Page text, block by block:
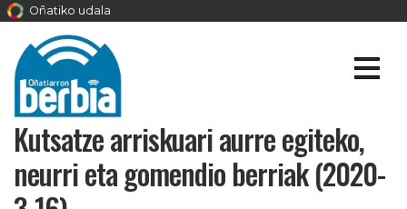
Oñatiko udala
Kutsatze arriskuari aurre egiteko,
neurri eta gomendio berriak (2020-